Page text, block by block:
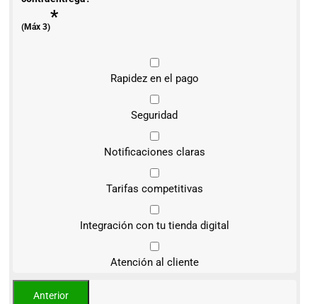
(Máx 3)*
Rapidez en el pago
Seguridad
Notificaciones claras
Tarifas competitivas
Integración con tu tienda digital
Atención al cliente